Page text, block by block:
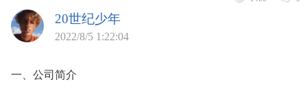
20世纪少年
2022/8/5 1:22:04
一、公司简介